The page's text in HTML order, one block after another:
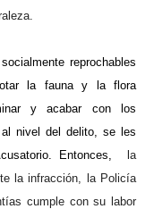
reprochables
la fauna y la flora
y acabar con los
nivel del delito, se les
Entonces,
la
la infracción, la Policía
cumple con su labor